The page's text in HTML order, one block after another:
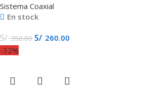
Sistema Coaxial
En stock
S/350.00 S/ 260.00
-32%